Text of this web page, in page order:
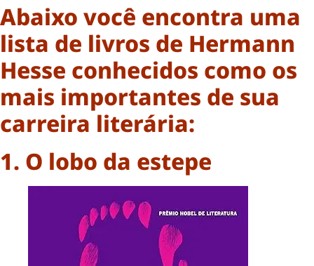
Abaixo você encontra uma
lista de livros de Hermann
Hesse conhecidos como os
mais importantes de sua
carreira literária:
1. O lobo da estepe